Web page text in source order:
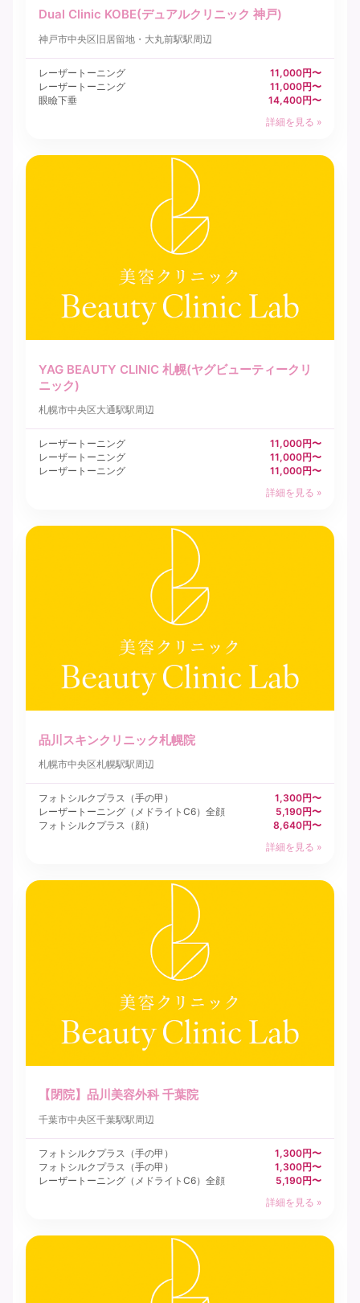
Dual Clinic KOBE(デュアルクリニック 神戸)
神戸市中央区 旧居留地・大丸前駅駅周辺
レーザートーニング
11,000円〜
レーザートーニング
11,000円〜
眼瞼下垂
14,400円〜
詳細を見る »
YAG BEAUTY CLINIC 札幌(ヤグビューティークリ
ニック)
札幌市中央区大通駅駅周辺
レーザートーニング
11,000円〜
レーザートーニング
11,000円〜
レーザートーニング
11,000円〜
詳細を見る »
品川スキンクリニック札幌院
札幌市中央区札幌駅駅周辺
フォトシルクプラス（手の甲）
1,300円〜
レーザートーニング（メドライトC6）全顔
5,190円〜
フォトシルクプラス（顔）
8,640円〜
詳細を見る »
【閉院】品川美容外科 千葉院
千葉市中央区千葉駅駅周辺
フォトシルクプラス（手の甲）
1,300円〜
フォトシルクプラス（手の甲）
1,300円〜
レーザートーニング（メドライトC6）全顔
5,190円〜
詳細を見る »